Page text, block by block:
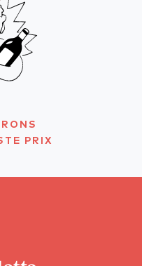
PRIX